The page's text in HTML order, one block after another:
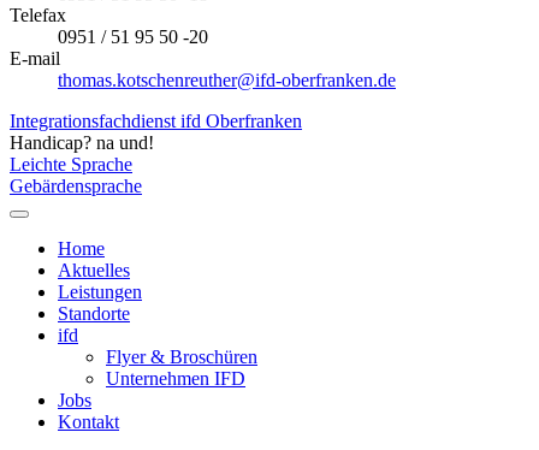
Telefax
0951 / 51 95 50 -20
E-mail
thomas.kotschenreuther@ifd-oberfranken.de
Integrationsfachdienst ifd Oberfranken
Handicap? na und!
Leichte Sprache
Gebärdensprache
Home
Aktuelles
Leistungen
Standorte
ifd
Flyer & Broschüren
Unternehmen IFD
Jobs
Kontakt